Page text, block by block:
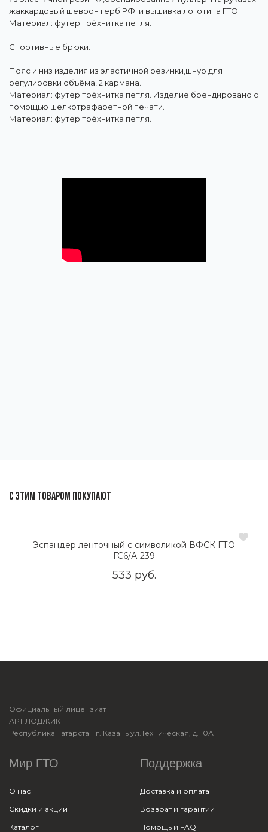
жаккардовый шеврон герб РФ и вышивка логотипа ГТО.
Материал: футер трёхнитка петля.
Спортивные брюки.
Пояс и низ изделия из эластичной резинки,шнур для
регулировки объёма, 2 кармана.
Материал: футер трёхнитка петля. Изделие брендировано с
помощью шелкотрафаретной печати.
Материал: футер трёхнитка петля.
С ЭТИМ ТОВАРОМ ПОКУПАЮТ
Эспандер ленточный с символикой ВФСК ГТО
ГС6/А-239
533 руб.
Официальный лицензиат
АРТ ЛОДЖИК
Республика Татарстан г. Казань ул.Техническая, д. 10А
Мир ГТО
О нас
Скидки и акции
Каталог
Поддержка
Доставка и оплата
Возврат и гарантии
Помощь и FAQ